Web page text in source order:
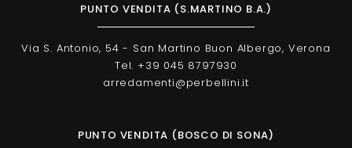
PUNTO VENDITA (S.MARTINO B.A.)
Via S. Antonio, 54 - San Martino Buon Albergo, Verona
Tel. +39 045 8797930
arredamenti@perbellini.it
PUNTO VENDITA (BOSCO DI SONA)